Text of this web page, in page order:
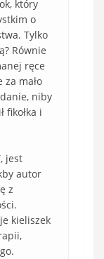
który
o
Tylko
Równie
ręce
mało
niby
fikołka i
jest
autor
z
kieliszek